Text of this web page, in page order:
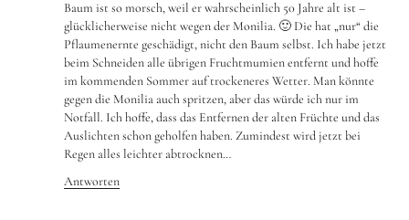
Baum ist so morsch, weil er wahrscheinlich 50 Jahre alt ist –
glücklicherweise nicht wegen der Monilia. 🙂 Die hat „nur“ die
Pflaumenernte geschädigt, nicht den Baum selbst. Ich habe jetzt
beim Schneiden alle übrigen Fruchtmumien entfernt und hoffe
im kommenden Sommer auf trockeneres Wetter. Man könnte
gegen die Monilia auch spritzen, aber das würde ich nur im
Notfall. Ich hoffe, dass das Entfernen der alten Früchte und das
Auslichten schon geholfen haben. Zumindest wird jetzt bei
Regen alles leichter abtrocknen…
Antworten